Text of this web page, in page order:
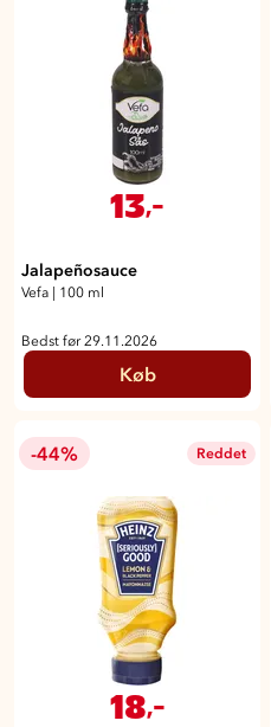
13 ,-
Jalapeñosauce
Vefa | 100 ml
Bedst før 29.11.2026
Køb
-44% Reddet
18,-